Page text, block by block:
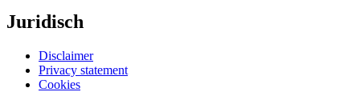
Juridisch
Disclaimer
Privacy statement
Cookies